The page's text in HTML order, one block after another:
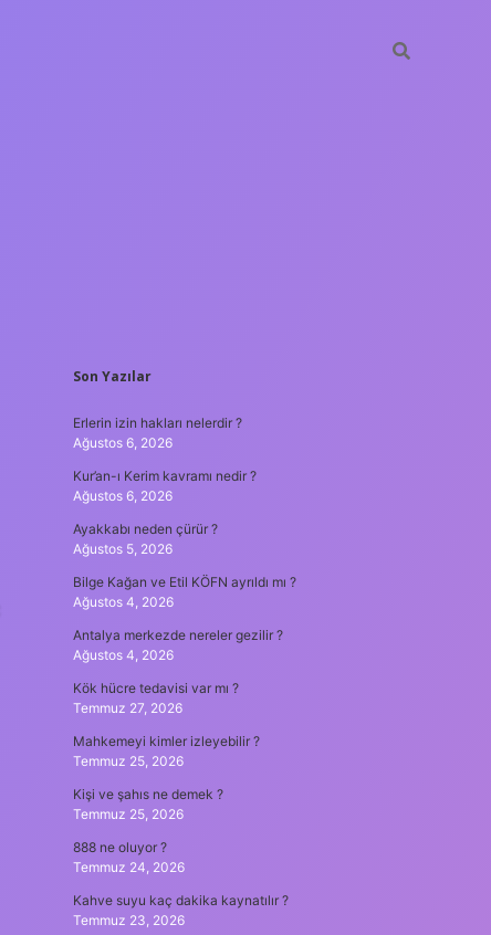
SIDEBAR
Son Yazılar
Erlerin izin hakları nelerdir ?
Ağustos 6, 2026
Kur’an-ı Kerim kavramı nedir ?
Ağustos 6, 2026
Ayakkabı neden çürür ?
Ağustos 5, 2026
Bilge Kağan ve Etil KÖFN ayrıldı mı ?
Ağustos 4, 2026
Antalya merkezde nereler gezilir ?
Ağustos 4, 2026
Kök hücre tedavisi var mı ?
Temmuz 27, 2026
Mahkemeyi kimler izleyebilir ?
Temmuz 25, 2026
Kişi ve şahıs ne demek ?
Temmuz 25, 2026
888 ne oluyor ?
Temmuz 24, 2026
Kahve suyu kaç dakika kaynatılır ?
Temmuz 23, 2026
ilbet casino